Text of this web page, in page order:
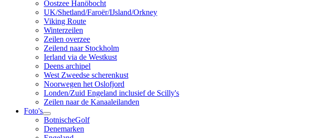
Oostzee Hanöbocht
UK/Shetland/Faroër/IJsland/Orkney
Viking Route
Winterzeilen
Zeilen overzee
Zeilend naar Stockholm
Ierland via de Westkust
Deens archipel
West Zweedse scherenkust
Noorwegen het Oslofjord
Londen/Zuid Engeland inclusief de Scilly's
Zeilen naar de Kanaaleilanden
Foto's
BotnischeGolf
Denemarken